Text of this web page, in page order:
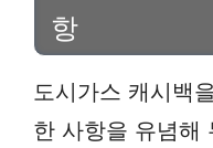
항
도시가스 캐시백
한 사항을 유념해